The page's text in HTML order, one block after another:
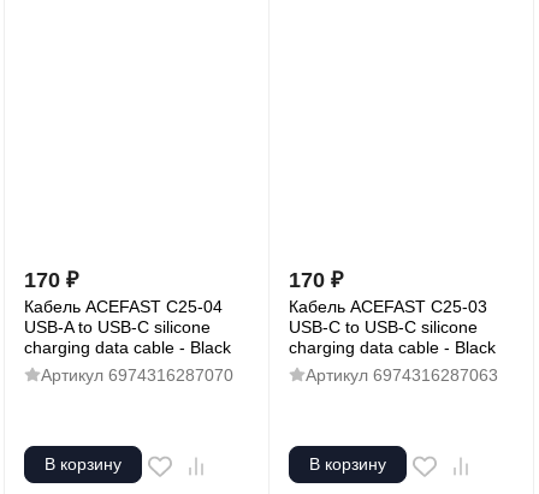
170 ₽
Кабель ACEFAST C25-04
USB-A to USB-C silicone
charging data cable - Black
Артикул 6974316287070
В корзину
170 ₽
Кабель ACEFAST C25-03
USB-C to USB-C silicone
charging data cable - Black
Артикул 6974316287063
В корзину